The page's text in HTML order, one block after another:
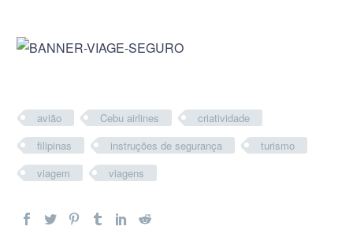
avião Cebu airlines
criatividade
filipinas
instruções de segurança
turismo
viagem
viagens